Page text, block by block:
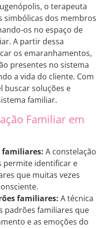
o terapeuta
simbólicas dos membros
os no espaço de
A partir dessa
os emaranhamentos,
presentes no sistema
a vida do cliente. Com
buscar soluções e
familiar.
Familiar em
familiares: A constelação
permite identificar e
que muitas vezes
familiares: A técnica
padrões familiares que
e as emoções do